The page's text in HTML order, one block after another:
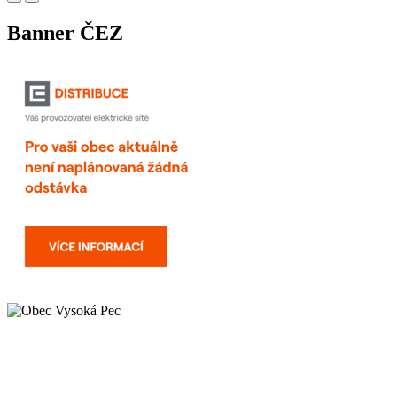
Banner ČEZ